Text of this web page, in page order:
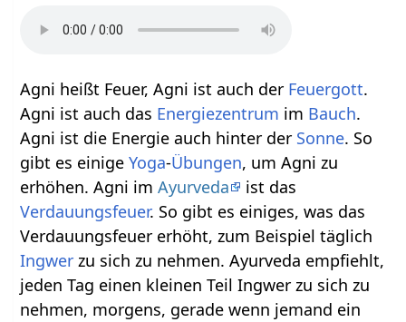
Agni heißt Feuer, Agni ist auch der Feuergott.
Agni ist auch das Energiezentrum im Bauch.
Agni ist die Energie auch hinter der Sonne. So
gibt es einigeYoga-Übungen, um Agni zu
erhöhen. Agni imAyurveda
ist das
Verdauungsfeuer. So gibt es einiges, was das
Verdauungsfeuer erhöht, zum Beispiel täglich
Ingwer zu sich zu nehmen. Ayurveda empfiehlt,
jeden Tag einen kleinen Teil Ingwer zu sich zu
nehmen, morgens, gerade wenn jemand ein